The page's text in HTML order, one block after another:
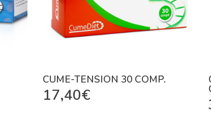
CUME-TENSION 30 COMP.
17,40€